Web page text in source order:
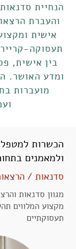
הנחיית
והעברת
אישית
תעסוקה-
בין אישית,
ומדע האושר.
מועברות
הכשרות
ולמאמנים
סדנאות /
מגוון סדנאות
מקצוע המלווים
תעסוקתיים